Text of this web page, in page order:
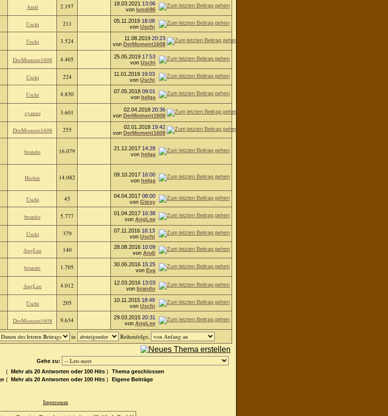
Andi 2.197 18.03.2021 13:06
von lundi96
Uschi 211 05.11.2019 18:08
von Uschi
Uschi 3.524 11.08.2019 20:23
von DerMoment1608
DerMoment1608 4.405 25.05.2019 17:53
von Uschi
Uschi 224 11.01.2019 19:03
von Uschi
Uschi 4.830 07.05.2018 09:01
von helga
cyanus 3.601 02.04.2018 20:36
von DerMoment1608
DerMoment1608 255 02.01.2018 19:42
von DerMoment1608
brando 16.079 21.12.2017 14:28
von helga
Herbie 14.082 09.10.2017 16:00
von helga
Uschi 45 04.04.2017 08:00
von Gipsy
brando 5.777 01.04.2017 16:38
von AngLee
Uschi 379 07.11.2016 18:13
von Uschi
AngLee 140 28.08.2016 10:09
von Andi
brando 1.705 30.06.2016 15:25
von Eva
AngLee 4.012 12.03.2016 13:03
von brando
Uschi 205 10.11.2015 18:49
von Uschi
DerMoment1608 9.634 29.03.2015 20:31
von AngLee
in Reihenfolge,
Gehe zu:
( Mehr als 20 Antworten oder 100 Hits )
Thema geschlossen
( Mehr als 20 Antworten oder 100 Hits ) Eigene Beiträge
Impressum